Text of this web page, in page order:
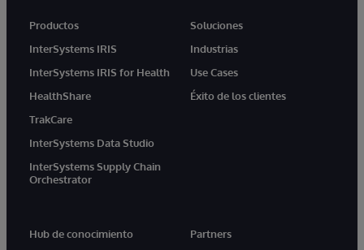
Productos
InterSystems IRIS
InterSystems IRIS for Health
HealthShare
TrakCare
InterSystems Data Studio
InterSystems Supply Chain
Orchestrator
Soluciones
Industrias
Use Cases
Éxito de los clientes
Hub de conocimiento
Partners